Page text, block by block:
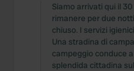
Siamo arrivati qui il
rimanere per due
chiuso. I servizi
Una stradina di
campeggio conduce
splendida cittadina